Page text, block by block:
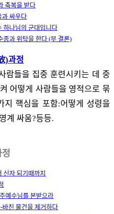
축복을 받다
과 싸우다
하나님의 군대입니다
종과 위탁을 한다 (부 결론)
)과정
람들을 집중 훈련시키는 데 중
어떻게 사람들을 영적으로 묶
지 핵심을 포함:어떻게 성령을
계 싸움?등등.
신자 되기때까지
예수님를 본받으라
바친 물건을 제거하다